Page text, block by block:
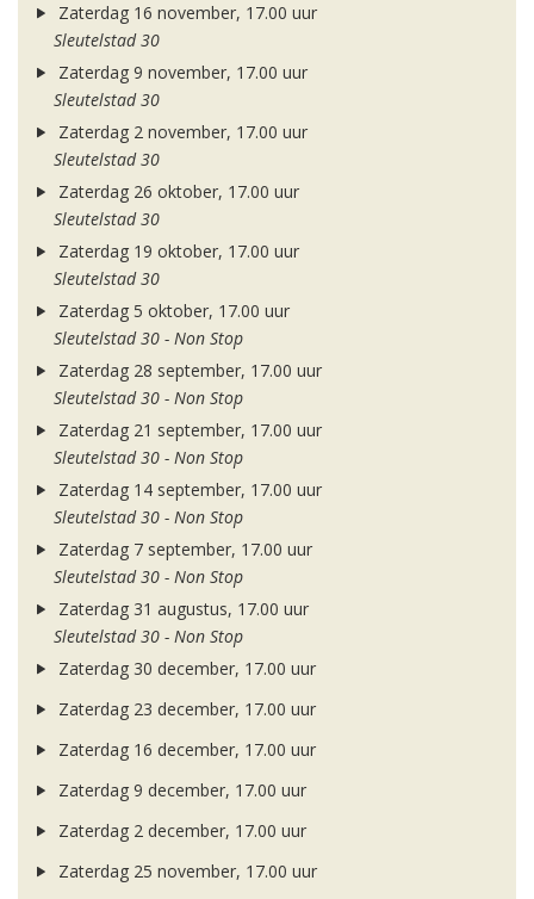
Zaterdag 16 november, 17.00 uur
Sleutelstad 30
Zaterdag 9 november, 17.00 uur
Sleutelstad 30
Zaterdag 2 november, 17.00 uur
Sleutelstad 30
Zaterdag 26 oktober, 17.00 uur
Sleutelstad 30
Zaterdag 19 oktober, 17.00 uur
Sleutelstad 30
Zaterdag 5 oktober, 17.00 uur
Sleutelstad 30 - Non Stop
Zaterdag 28 september, 17.00 uur
Sleutelstad 30 - Non Stop
Zaterdag 21 september, 17.00 uur
Sleutelstad 30 - Non Stop
Zaterdag 14 september, 17.00 uur
Sleutelstad 30 - Non Stop
Zaterdag 7 september, 17.00 uur
Sleutelstad 30 - Non Stop
Zaterdag 31 augustus, 17.00 uur
Sleutelstad 30 - Non Stop
Zaterdag 30 december, 17.00 uur
Zaterdag 23 december, 17.00 uur
Zaterdag 16 december, 17.00 uur
Zaterdag 9 december, 17.00 uur
Zaterdag 2 december, 17.00 uur
Zaterdag 25 november, 17.00 uur